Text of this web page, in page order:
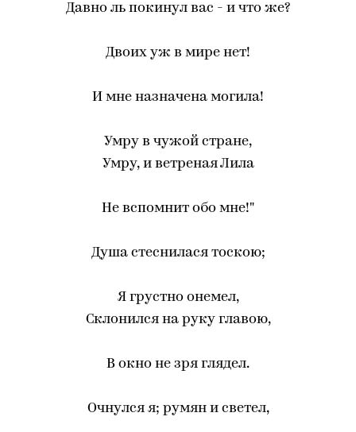
Давно ль покинул вас - и что же?
Двоих уж в мире нет!
И мне назначена могила!
Умру в чужой стране,
Умру, и ветреная Лила
Не вспомнит обо мне!"
Душа стеснилася тоскою;
Я грустно онемел,
Склонился на руку главою,
В окно не зря глядел.
Очнулся я; румян и светел,